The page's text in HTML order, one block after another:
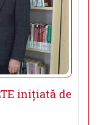
inițiată de